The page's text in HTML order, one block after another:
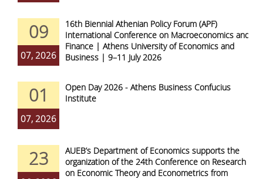
09
07, 2026
16th Biennial Athenian Policy Forum (APF)
International Conference on Macroeconomics and
Finance | Athens University of Economics and
Business | 9–11 July 2026
01
07, 2026
Open Day 2026 - Athens Business Confucius
Institute
23
AUEB’s Department of Economics supports the
organization of the 24th Conference on Research
on Economic Theory and Econometrics from